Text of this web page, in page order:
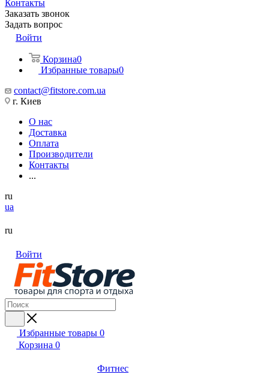
Контакты
Заказать звонок
Задать вопрос
Войти
Корзина0
Избранные товары0
contact@fitstore.com.ua
г. Киев
О нас
Доставка
Оплата
Производители
Контакты
...
ru
ua
ru
Войти
Избранные товары 0
Корзина 0
Фитнес